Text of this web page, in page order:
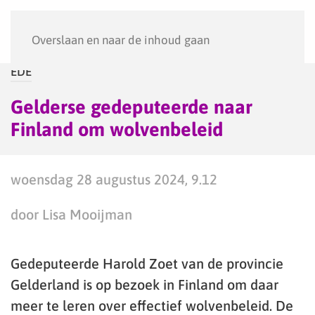
Overslaan en naar de inhoud gaan
EDE
Gelderse gedeputeerde naar
Finland om wolvenbeleid
woensdag 28 augustus 2024, 9.12
door Lisa Mooijman
Gedeputeerde Harold Zoet van de provincie
Gelderland is op bezoek in Finland om daar
meer te leren over effectief wolvenbeleid. De